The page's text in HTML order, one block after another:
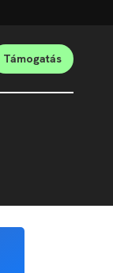
Támogatás